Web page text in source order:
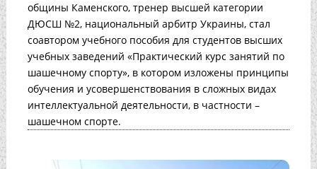
общины Каменского, тренер высшей категории
ДЮСШ №2, национальный арбитр Украины, стал
соавтором учебного пособия для студентов высших
учебных заведений «Практический курс занятий по
шашечному спорту», в котором изложены принципы
обучения и усовершенствования в сложных видах
интеллектуальной деятельности, в частности –
шашечном спорте.